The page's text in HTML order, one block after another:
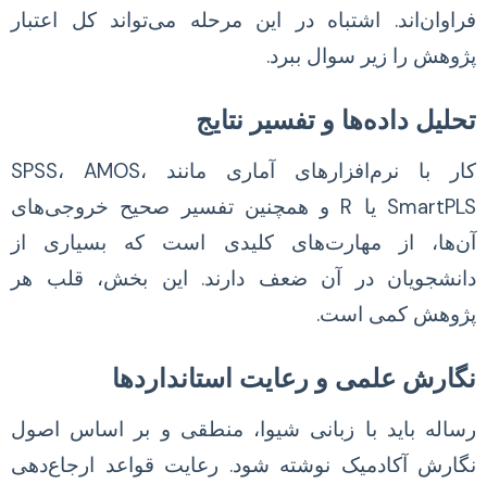
فراوان‌اند. اشتباه در این مرحله می‌تواند کل اعتبار
پژوهش را زیر سوال ببرد.
تحلیل داده‌ها و تفسیر نتایج
کار با نرم‌افزارهای آماری مانند SPSS، AMOS،
SmartPLS یا R و همچنین تفسیر صحیح خروجی‌های
آن‌ها، از مهارت‌های کلیدی است که بسیاری از
دانشجویان در آن ضعف دارند. این بخش، قلب هر
پژوهش کمی است.
نگارش علمی و رعایت استانداردها
رساله باید با زبانی شیوا، منطقی و بر اساس اصول
نگارش آکادمیک نوشته شود. رعایت قواعد ارجاع‌دهی